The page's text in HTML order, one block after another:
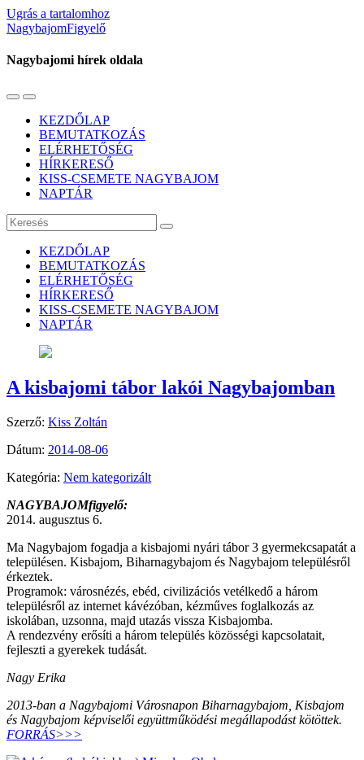
Ugrás a tartalomhoz
NagybajomFigyelő
Nagybajomi hírek oldala
Váltás
mobil
menüre
Használja
keresés
mezőt
KEZDŐLAP
BEMUTATKOZÁS
ELÉRHETŐSÉG
HÍRKERESŐ
KISS-CSEMETE NAGYBAJOM
NAPTÁR
Keresés
KEZDŐLAP
BEMUTATKOZÁS
ELÉRHETŐSÉG
HÍRKERESŐ
KISS-CSEMETE NAGYBAJOM
NAPTÁR
A kisbajomi tábor lakói Nagybajomban
Szerző: Kiss Zoltán
Dátum: 2014-08-06
Kategória: Nem kategorizált
NAGYBAJOMfigyelő:
2014. augusztus 6.
Ma Nagybajom fogadja a kisbajomi nyári tábor 3 gyermekcsapatát a
településen. Kisbajom, Biharnagybajom és Nagybajom településről
érkeztek.
Programok: városnézés, ebéd, civilizációs vetélkedő a három
településről az internet kávézóban, kézműves foglalkozás az
iskolában, uzsonna, majd utazás vissza Kisbajomba.
A rendezvény erősíti a három település közösségi kapcsolatait,
fejleszti a gyerekek tudását.
Nagy Erika
2013-ban a Nagybajomi Városnapon Biharnagybajom, Kisbajom
és Nagybajom képviselői együttműködési megállapodást kötöttek.
FORRÁS>>>